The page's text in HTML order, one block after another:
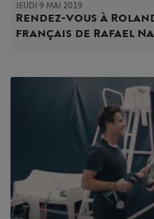
JEUDI 9 MAI 2019
Rendez-vous à
français de Rafael